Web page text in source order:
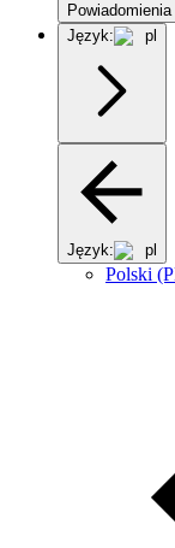
Powiadomienia
Język:
pl
Język: pl
Polski